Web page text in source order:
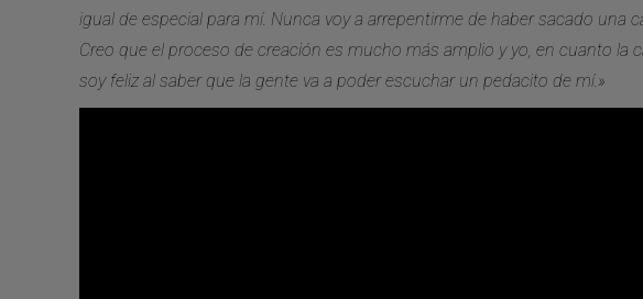
igual de especial para mí. Nunca voy a arrepentirme de haber sacado una
Creo que el proceso de creación es mucho más amplio y yo, en cuanto la
soy feliz al saber que la gente va a poder escuchar un pedacito de mí.»